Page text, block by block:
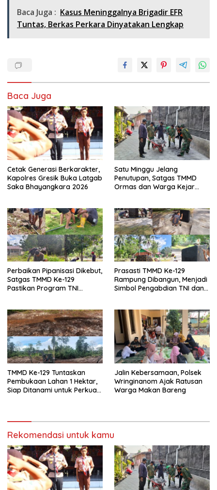
Baca Juga : Kasus Meninggalnya Brigadir EFR
Tuntas, Berkas Perkara Dinyatakan Lengkap
Baca Juga
Cetak Generasi Berkarakter,
Kapolres Gresik Buka Latgab
Saka Bhayangkara 2026
Satu Minggu Jelang
Penutupan, Satgas TMMD
Ormas dan Warga Kejar
Perbaikan Pipanisasi Dikebut,
Satgas TMMD Ke-129
Pastikan Program TNI
Sesor
Prasasti TMMD Ke-129
Rampung Dibangun, Menjadi
Simbol Pengabdian TNI dan
TMMD Ke-129 Tuntaskan
Pembukaan Lahan 1 Hektar,
Siap Ditanami untuk Perkuat
Jalin Kebersamaan, Polsek
Wringinanom Ajak Ratusan
Warga Makan Bareng
Rekomendasi untuk kamu